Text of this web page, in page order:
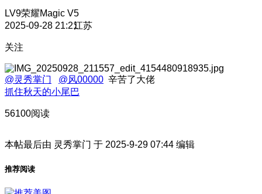
LV9荣耀Magic V5
2025-09-28 21:21江苏
关注
@灵秀掌门 @风00000 辛苦了大佬
抓住秋天的小尾巴
56100阅读
本帖最后由 灵秀掌门 于 2025-9-29 07:44 编辑
推荐阅读